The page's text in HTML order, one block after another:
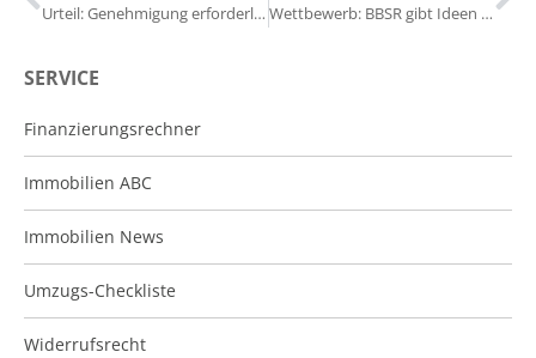
SERVICE
Finanzierungsrechner
Immobilien ABC
Immobilien News
Umzugs-Checkliste
Widerrufsrecht
Urteil: Genehmigung erforderlich Wettbewerb: BBSR gibt Ideen bekannt